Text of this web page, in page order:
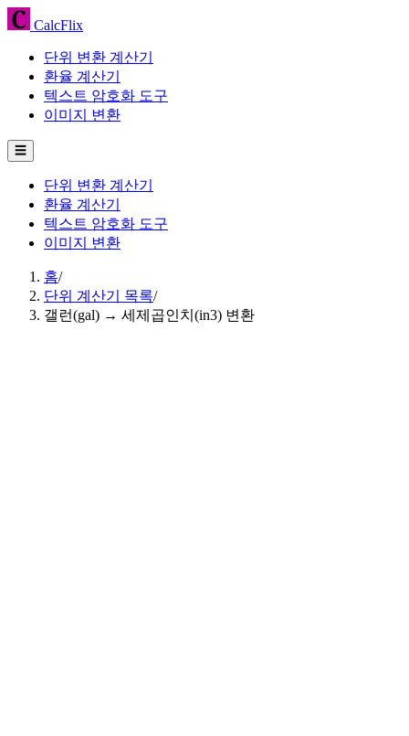
CalcFlix
단위 변환 계산기
환율 계산기
텍스트 암호화 도구
이미지 변환
☰
단위 변환 계산기
환율 계산기
텍스트 암호화 도구
이미지 변환
홈/
단위 계산기 목록/
갤런(gal) → 세제곱인치(in3) 변환